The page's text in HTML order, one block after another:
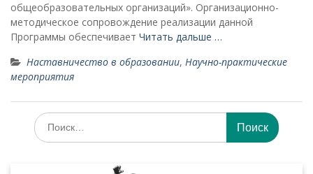
общеобразовательных организаций». Организационно-
методическое сопровождение реализации данной
Программы обеспечивает Читать дальше …
Наставничество в образовании, Научно-практические
мероприятия
Искать: